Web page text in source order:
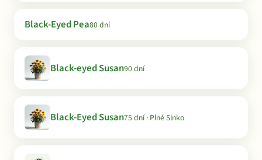
Black-Eyed Pea80 dní
Black-eyed Susan90 dní
Black-Eyed Susan75 dní · Plné Slnko